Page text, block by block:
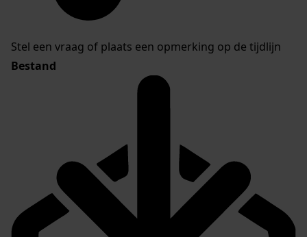
Stel een vraag of plaats een opmerking op de tijdlijn
Bestand